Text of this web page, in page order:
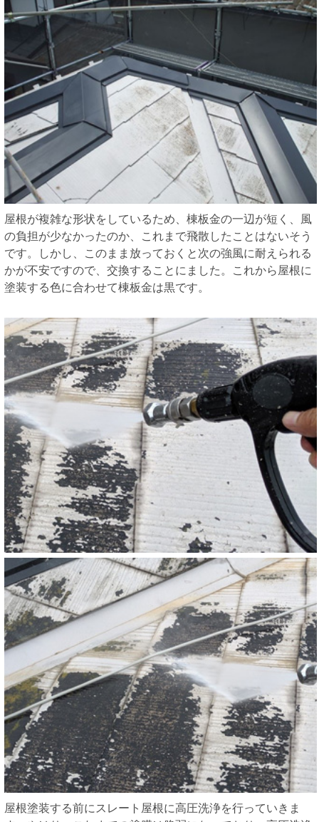
屋根が複雑な形状をしているため、棟板金の一辺が短く、風
の負担が少なかったのか、これまで飛散したことはないそう
です。しかし、このまま放っておくと次の強風に耐えられる
かが不安ですので、交換することにました。これから屋根に
塗装する色に合わせて棟板金は黒です。
屋根塗装する前にスレート屋根に高圧洗浄を行っていきま